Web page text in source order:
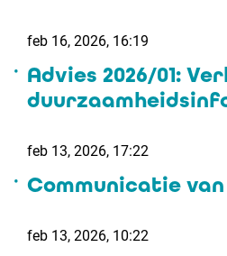
feb 16, 2026, 16:19
Advies 2026/01:
feb 13, 2026, 17:22
Communicatie
feb 13, 2026, 10:22